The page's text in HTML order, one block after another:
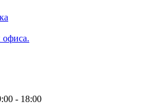
офиса.
- 18:00